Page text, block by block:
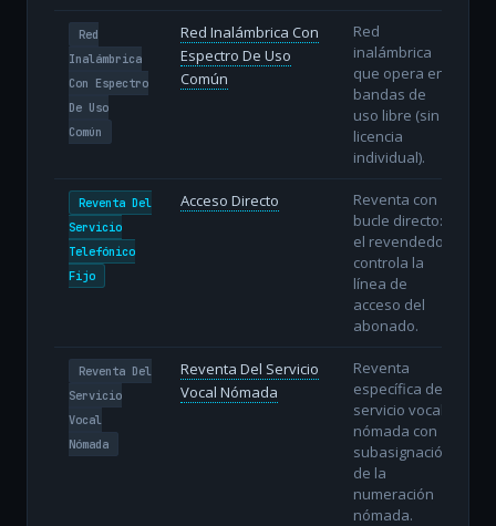
Red
Inalámbrica
Con Espectro
De Uso
Común
Red Inalámbrica Con
Espectro De Uso
Común
Red
inalámbrica
que opera en
bandas de
uso libre (sin
licencia
individual).
Reventa Del
Servicio
Telefónico
Fijo
Acceso Directo
Reventa con
bucle directo:
el revendedor
controla la
línea de
acceso del
abonado.
Reventa Del
Servicio
Vocal
Nómada
Reventa Del Servicio
Vocal Nómada
Reventa
específica del
servicio vocal
nómada con
subasignación
de la
numeración
nómada.